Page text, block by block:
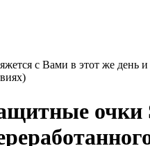
с Вами в этот же день и
очки